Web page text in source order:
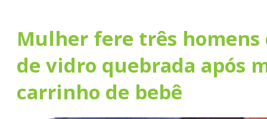
Mulher fere três homens
de vidro quebrada após
carrinho de bebê